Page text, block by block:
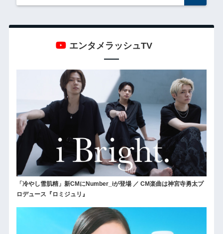
エンタメラッシュTV
「冷やし雪肌精」新CMにNumber_iが登場 ／ CM楽曲は神宮寺勇太プ
ロデュース『ロミジュリ』